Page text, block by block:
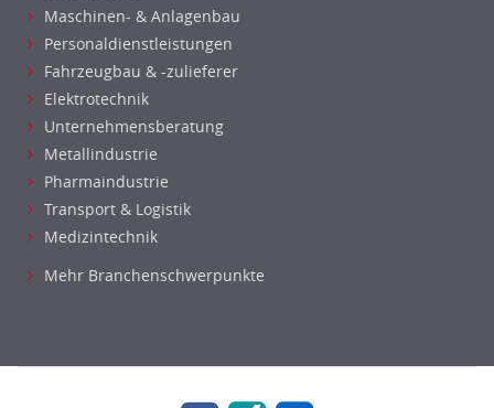
SAP/ERP-Beratung, Entwicklung
Security
Softwareentwicklung
Systemadministration, Netzwerkadministration
Training
Web-Entwicklung
Biologie
Biotechnologie
Chemie
Maschinen- & Anlagenbau
Personaldienstleistungen
Fahrzeugbau & -zulieferer
Elektrotechnik
Unternehmensberatung
Metallindustrie
Pharmaindustrie
Transport & Logistik
Medizintechnik
Mehr Branchenschwerpunkte